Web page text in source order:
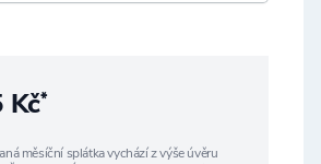
Kč*
měsíční splátka vychází z výše úvěru